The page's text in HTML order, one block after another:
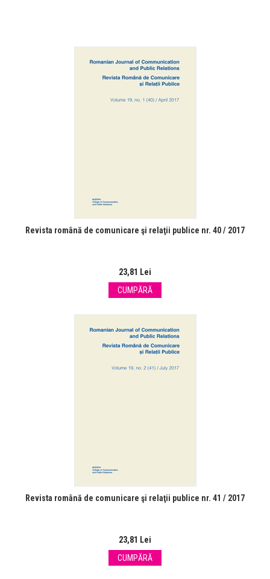
Revista română de comunicare şi relaţii publice nr. 40 / 2017
23,81 Lei
CUMPĂRĂ
Revista română de comunicare şi relaţii publice nr. 41 / 2017
23,81 Lei
CUMPĂRĂ